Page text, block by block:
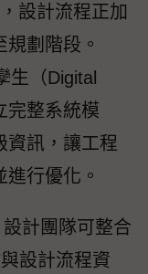
設計流程正加
劃階段。
生（Digital
完整系統模
資訊，讓工程
行優化。
計團隊可整合
設計流程資